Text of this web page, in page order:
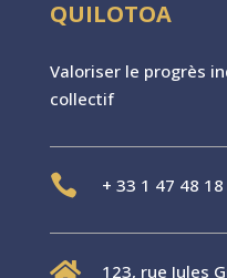
QUILOTOA
Valoriser le progrès
collectif
 + 33 1 47 48 18

123, rue Jules